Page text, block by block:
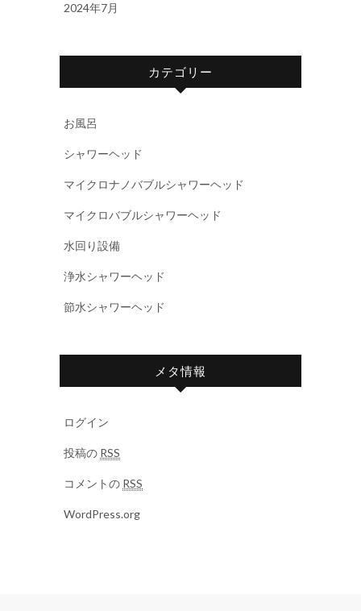
2024年7月
カテゴリー
お風呂
シャワーヘッド
マイクロナノバブルシャワーヘッド
マイクロバブルシャワーヘッド
水回り設備
浄水シャワーヘッド
節水シャワーヘッド
メタ情報
ログイン
投稿の RSS
コメントの RSS
WordPress.org